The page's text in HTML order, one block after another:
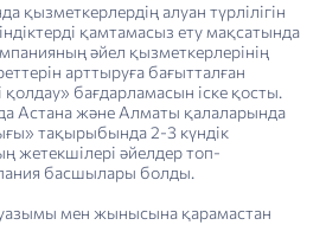
қызметкерлердің алуан түрлілігін
қамтамасыз ету мақсатында
әйел қызметкерлерінің
арттыруға бағытталған
қолдау» бағдарламасын іске қосты.
Астана және Алматы қалаларында
тақырыбында 2-3 күндік
жетекшілері әйелдер топ-
басшылары болды.
мен жынысына қарамастан